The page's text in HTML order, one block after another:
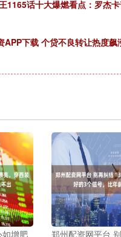
1165话十大爆燃看点：罗杰
APP下载 个贷不良转让热度飙
增肥
郑州配资网平台